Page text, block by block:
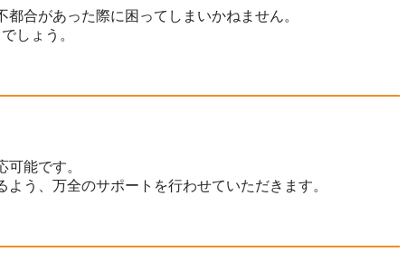
合があった際に困ってしまいかねません。
しょう。
能です。
う、万全のサポートを行わせていただきます。